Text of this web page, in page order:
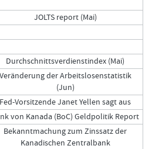
JOLTS report (Mai)
Durchschnittsverdienstindex (Mai)
Veränderung der Arbeitslosenstatistik
(Jun)
Fed-Vorsitzende Janet Yellen sagt aus
von Kanada (BoC) Geldpolitik Report
Bekanntmachung zum Zinssatz der
Kanadischen Zentralbank